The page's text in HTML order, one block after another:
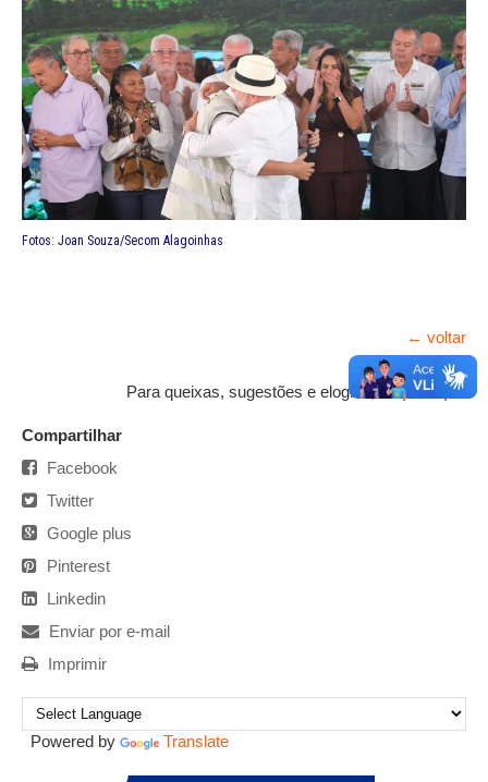
Fotos: Joan Souza/Secom Alagoinhas
← voltar
Para queixas, sugestões e elogios,clique aqui.
Compartilhar
Facebook
Twitter
Google plus
Pinterest
Linkedin
Enviar por e-mail
Imprimir
Powered by Translate